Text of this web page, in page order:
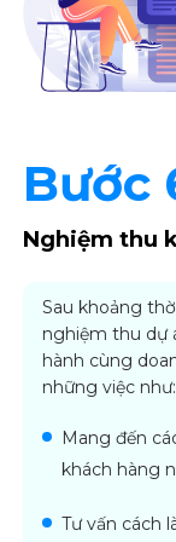
Bước
Nghiệm thu
Sau khoảng
nghiệm thu dự
hành cùng
những việc như:
Mang đến
khách hàng
Tư vấn cách